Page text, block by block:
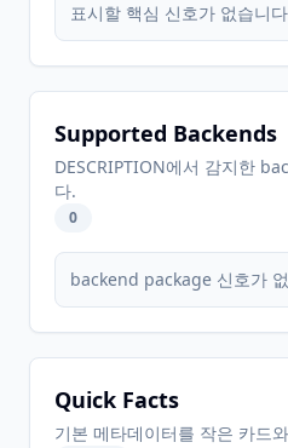
표시할 핵심 신호가 없습니
Supported Backends
DESCRIPTION에서 감지한
다.
0
backend package 신호가
Quick Facts
기본 메타데이터를 작은 카드